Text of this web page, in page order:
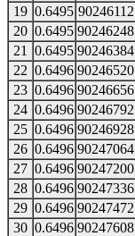
19 0.6495 90246112
20 0.6495 90246248
21
0.6495 90246384
22 0.6496 90246520
23 0.6496 90246656
24 0.6496 90246792
25 0.6496 90246928
26 0.6496 90247064
27 0.6496 90247200
28 0.6496 90247336
29 0.6496 90247472
30 0.6496 90247608